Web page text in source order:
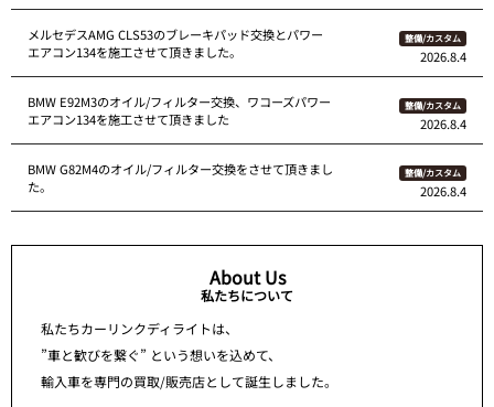
メルセデスAMG CLS53のブレーキパッド交換とパワー
エアコン134を施工させて頂きました。
整備/カスタム
2026.8.4
BMW E92M3のオイル/フィルター交換、ワコーズパワー
エアコン134を施工させて頂きました
整備/カスタム
2026.8.4
BMW G82M4のオイル/フィルター交換をさせて頂きまし
た。
整備/カスタム
2026.8.4
About Us
私たちについて
私たちカーリンクディライトは、
”車と歓びを繋ぐ” という想いを込めて、
輸入車を専門の買取/販売店として誕生しました。